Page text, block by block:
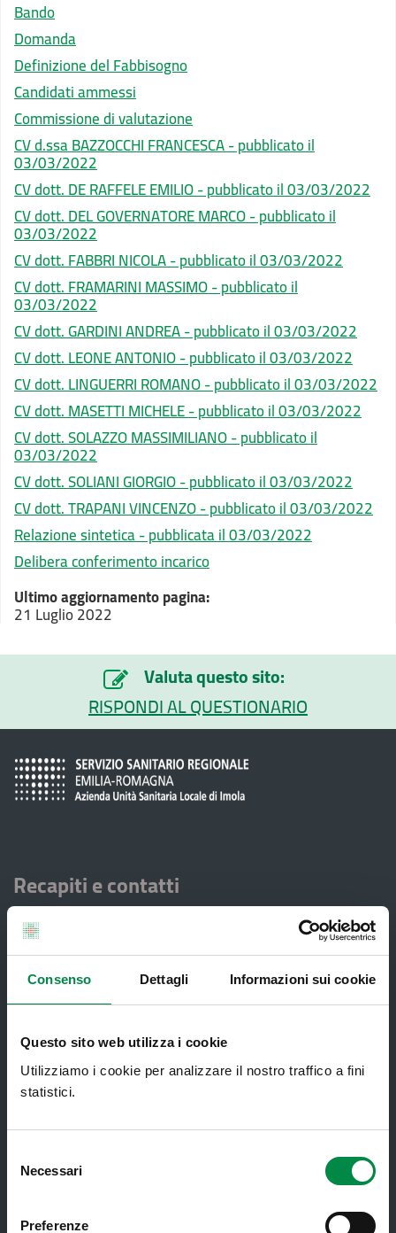
Consenso Dettagli Informazioni sui cookie
Questo sito web utilizza i cookie
Utilizziamo i cookie per analizzare il nostro traffico a fini
statistici.
delNecessari
Preferenze
Bando
Domanda
Definizione del Fabbisogno
Candidati ammessi
Commissione di valutazione
CV d.ssa BAZZOCCHI FRANCESCA - pubblicato il
03/03/2022
CV dott. DE RAFFELE EMILIO - pubblicato il 03/03/2022
CV dott. DEL GOVERNATORE MARCO - pubblicato il
03/03/2022
CV dott. FABBRI NICOLA - pubblicato il 03/03/2022
CV dott. FRAMARINI MASSIMO - pubblicato il
03/03/2022
CV dott. GARDINI ANDREA - pubblicato il 03/03/2022
CV dott. LEONE ANTONIO - pubblicato il 03/03/2022
CV dott. LINGUERRI ROMANO - pubblicato il 03/03/2022
CV dott. MASETTI MICHELE - pubblicato il 03/03/2022
CV dott. SOLAZZO MASSIMILIANO - pubblicato il
03/03/2022
CV dott. SOLIANI GIORGIO - pubblicato il 03/03/2022
CV dott. TRAPANI VINCENZO - pubblicato il 03/03/2022
Relazione sintetica - pubblicata il 03/03/2022
Delibera conferimento incarico
Ultimo aggiornamento pagina:
21 Luglio 2022
Valuta questo sito:
RISPONDI AL QUESTIONARIO
Recapiti e contatti
Azienda USL di Imola - Sede legale: Viale Amendola, 2
- 40026 Imola
T. +39 0542 604111 - F. +39 0542 604013 - CF
90000900374 - Partita IVA 00705271203
Servizi al cittadino
Ambulatori di Continuità Assistenziale
Assistenza sanitaria transfrontaliera